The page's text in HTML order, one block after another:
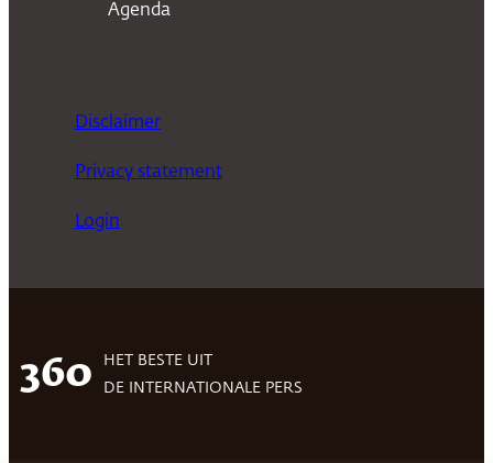
Agenda
Disclaimer
Privacy statement
Login
360
HET BESTE UIT
DE INTERNATIONALE PERS